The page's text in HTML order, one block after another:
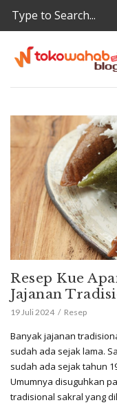
Resep Kue
Jajanan
19 Juli 2024 Resep
Banyak jajanan
sudah ada sejak lama.
sudah ada sejak tahun
Umumnya disuguhkan
tradisional sakral yang